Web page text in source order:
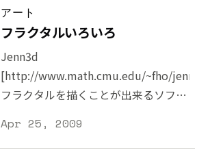
ートは自分の好みで「素晴らしい」
「美しい」というリクアションを語る
ことができますが、それだけではあり
ません。芸術家が歩んできた人生や歴
史背景を知ることで、作品への理解が
増すだけでなく、作品の見方が大きく
ト系アプリ。 表現者にとって新たなプ
ラットフォームになりつつ App
のショーケースというより、彼等が作
ったシステム上で遊んだり、自分の表
現を生み出すアプリになっています。
今回はあなたのクリエイティブを刺激
アート
フラクタルいろいろ
Jenn3d
[http://www.math.cmu.edu/~fho/jenn/]
フラクタルを描くことが出来るソフト
せるだけでなく、ソースコードもダウ
ンロード出来ますNaturally Occurring
Apr 25, 2009